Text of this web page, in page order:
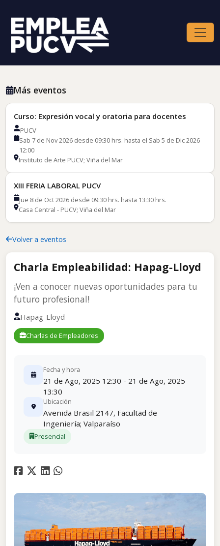
Volver a eventos
Charla Empleabilidad: Hapag-Lloyd
¡Ven a conocer nuevas oportunidades para tu
futuro profesional!
Hapag-Lloyd
Charlas de Empleadores
Fecha y hora
21 de Ago, 2025 12:30 - 21 de Ago, 2025
13:30
Ubicación
Avenida Brasil 2147, Facultad de
Ingeniería; Valparaíso
Presencial
Más eventos
Curso: Expresión vocal y oratoria para docentes
PUCV
Sab 7 de Nov 2026 desde 09:30 hrs. hasta el Sab 5 de Dic 2026
12:00
Instituto de Arte PUCV; Viña del Mar
XIII FERIA LABORAL PUCV
Jue 8 de Oct 2026 desde 09:30 hrs. hasta 13:30 hrs.
Casa Central - PUCV; Viña del Mar